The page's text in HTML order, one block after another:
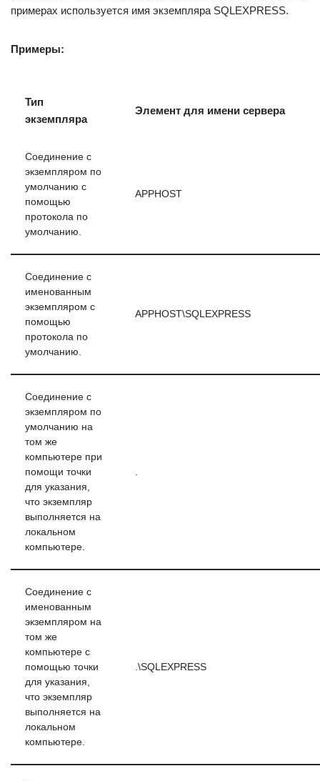
примерах используется имя экземпляра SQLEXPRESS.
Примеры:
Тип
экземпляра
Элемент для имени сервера
Соединение с
экземпляром по
умолчанию с
помощью
протокола по
умолчанию.
APPHOST
Соединение с
именованным
экземпляром с
помощью
протокола по
умолчанию.
APPHOST\SQLEXPRESS
Соединение с
экземпляром по
умолчанию на
том же
компьютере при
помощи точки
для указания,
что экземпляр
выполняется на
локальном
компьютере.
.
Соединение с
именованным
экземпляром на
том же
компьютере с
помощью точки
для указания,
что экземпляр
выполняется на
локальном
компьютере.
.\SQLEXPRESS